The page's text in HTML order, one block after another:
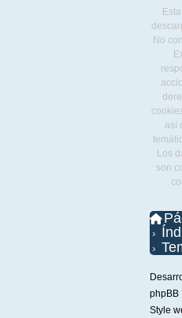
No
así
Los
son
phpBB
Style